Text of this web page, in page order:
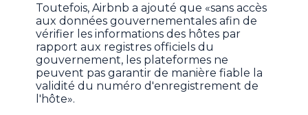
Toutefois, Airbnb a ajouté que «sans accès
aux données gouvernementales afin de
vérifier les informations des hôtes par
rapport aux registres officiels du
gouvernement, les plateformes ne
peuvent pas garantir de manière fiable la
validité du numéro d'enregistrement de
l'hôte».